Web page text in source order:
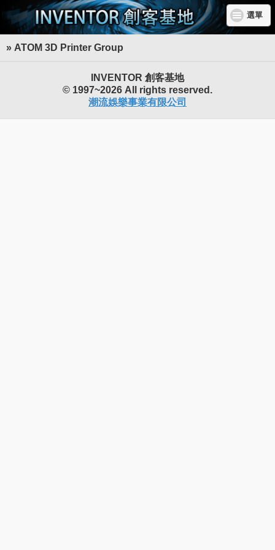
選單
» ATOM 3D Printer Group
INVENTOR 創客基地
© 1997~2026 All rights reserved.
潮流娛樂事業有限公司